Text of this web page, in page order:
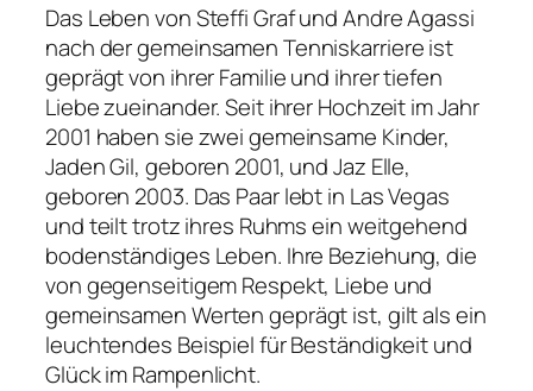
Das Leben von Steffi Graf und Andre Agassi
nach der gemeinsamen Tenniskarriere ist
geprägt von ihrer Familie und ihrer tiefen
Liebe zueinander. Seit ihrer Hochzeit im Jahr
2001 haben sie zwei gemeinsame Kinder,
Jaden Gil, geboren 2001, und Jaz Elle,
geboren 2003. Das Paar lebt in Las Vegas
und teilt trotz ihres Ruhms ein weitgehend
bodenständiges Leben. Ihre Beziehung, die
von gegenseitigem Respekt, Liebe und
gemeinsamen Werten geprägt ist, gilt als ein
leuchtendes Beispiel für Beständigkeit und
Glück im Rampenlicht.